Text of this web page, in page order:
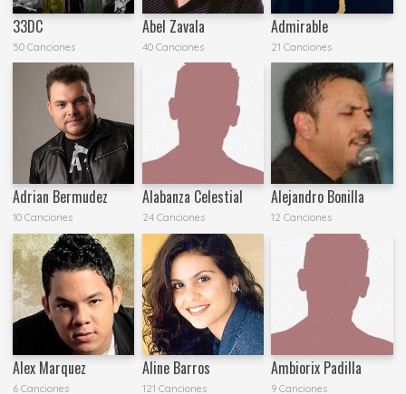
33DC
50 Canciones
Abel Zavala
40 Canciones
Admirable
21 Canciones
Adrian Bermudez
10 Canciones
Alabanza Celestial
24 Canciones
Alejandro Bonilla
12 Canciones
Alex Marquez
6 Canciones
Aline Barros
121 Canciones
Ambiorix Padilla
9 Canciones